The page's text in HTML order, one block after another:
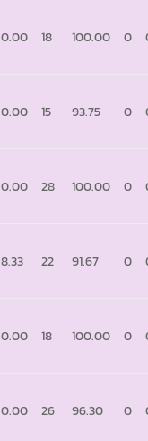
0.00 18 100.00 0
0.00 15 93.75 0
0.00 28 100.00 0
8.33 22 91.67 0
0.00 18 100.00 0
0.00 26 96.30 0